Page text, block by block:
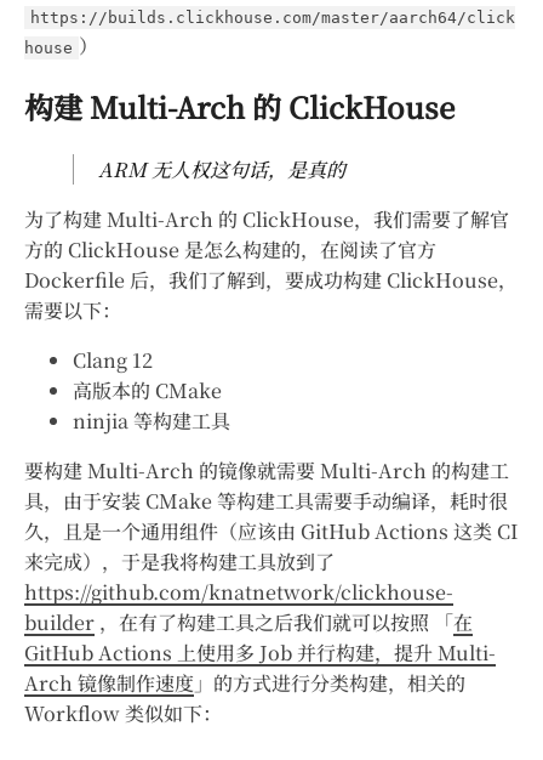
https://builds.clickhouse.com/master/aarch64/click
house ）
构建 Multi-Arch 的 ClickHouse
ARM 无人权这句话，是真的
为了构建 Multi-Arch 的 ClickHouse，我们需要了解官
方的 ClickHouse 是怎么构建的，在阅读了官方
Dockerfile 后，我们了解到，要成功构建 ClickHouse，
需要以下：
Clang 12
高版本的 CMake
ninjia 等构建工具
要构建 Multi-Arch 的镜像就需要 Multi-Arch 的构建工
具，由于安装 CMake 等构建工具需要手动编译，耗时很
久，且是一个通用组件（应该由 GitHub Actions 这类 CI
来完成），于是我将构建工具放到了
https://github.com/knatnetwork/clickhouse-
builder ，在有了构建工具之后我们就可以按照 「在
GitHub Actions 上使用多 Job 并行构建，提升 Multi-
Arch 镜像制作速度 」的方式进行分类构建，相关的
Workflow 类似如下：